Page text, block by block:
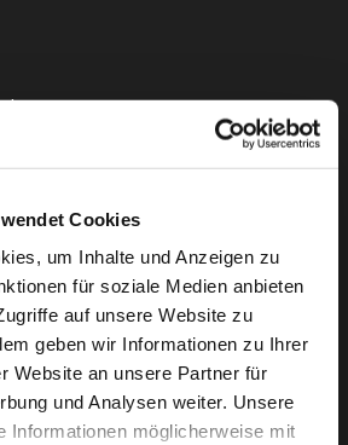
Cookies
um Inhalte und Anzeigen zu
für soziale Medien anbieten
auf unsere Website zu
geben wir Informationen zu Ihrer
Website an unsere Partner für
und Analysen weiter. Unsere
Informationen möglicherweise mit
Class